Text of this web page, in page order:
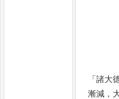
「諸大
漸減 ，